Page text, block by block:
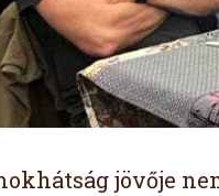
jövője